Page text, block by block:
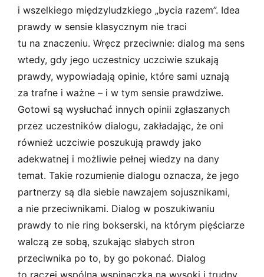
i wszelkiego międzyludzkiego „bycia razem”. Idea
prawdy w sensie klasycznym nie traci
tu na znaczeniu. Wręcz przeciwnie: dialog ma sens
wtedy, gdy jego uczestnicy uczciwie szukają
prawdy, wypowiadają opinie, które sami uznają
za trafne i ważne – i w tym sensie prawdziwe.
Gotowi są wysłuchać innych opinii zgłaszanych
przez uczestników dialogu, zakładając, że oni
również uczciwie poszukują prawdy jako
adekwatnej i możliwie pełnej wiedzy na dany
temat. Takie rozumienie dialogu oznacza, że jego
partnerzy są dla siebie nawzajem sojusznikami,
a nie przeciwnikami. Dialog w poszukiwaniu
prawdy to nie ring bokserski, na którym pięściarze
walczą ze sobą, szukając słabych stron
przeciwnika po to, by go pokonać. Dialog
to raczej wspólna wspinaczka na wysoki i trudny